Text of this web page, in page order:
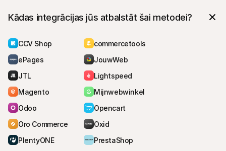
Kādas integrācijas jūs atbalstāt šai metodei?
CCV Shop
commercetools
ePages
JouwWeb
JTL
Lightspeed
Magento
Mijnwebwinkel
Odoo
Opencart
Oro Commerce
Oxid
PlentyONE
PrestaShop